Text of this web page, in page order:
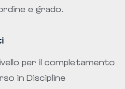
e grado.
per il completamento
in Discipline